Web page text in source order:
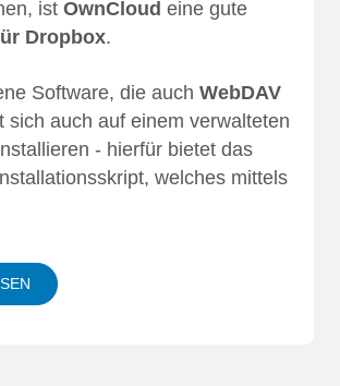
ist OwnCloud eine gute
Dropbox.
Software, die auch WebDAV
sich auch auf einem verwalteten
- hierfür bietet das
welches mittels